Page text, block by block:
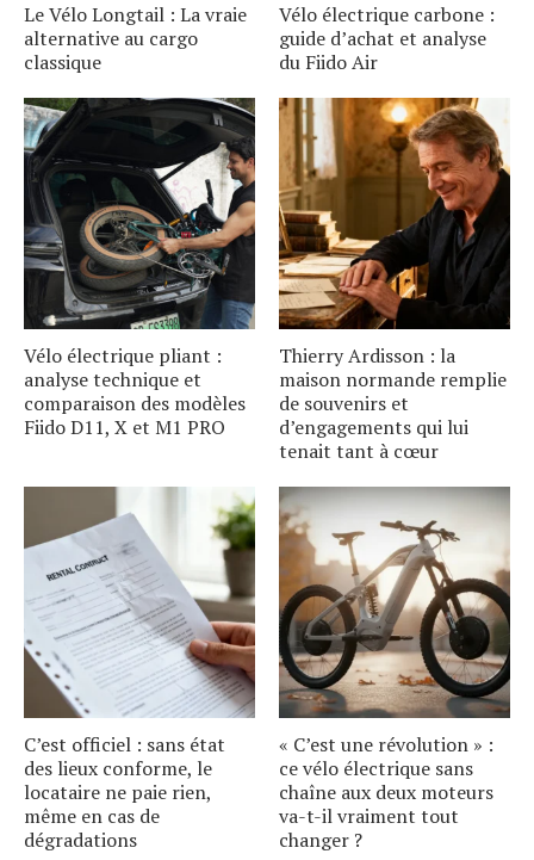
Le Vélo Longtail : La vraie
alternative au cargo
classique
Vélo électrique carbone :
guide d’achat et analyse
du Fiido Air
Vélo électrique pliant :
analyse technique et
comparaison des modèles
Fiido D11, X et M1 PRO
Thierry Ardisson : la
maison normande remplie
de souvenirs et
d’engagements qui lui
tenait tant à cœur
C’est officiel : sans état
des lieux conforme, le
locataire ne paie rien,
même en cas de
dégradations
« C’est une révolution » :
ce vélo électrique sans
chaîne aux deux moteurs
va-t-il vraiment tout
changer ?